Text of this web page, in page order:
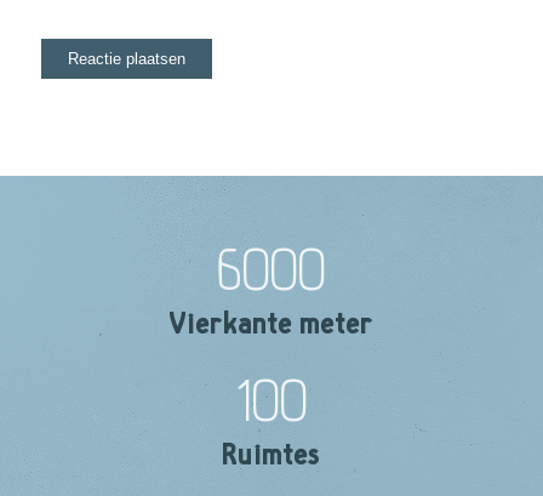
6000
Vierkante meter
100
Ruimtes